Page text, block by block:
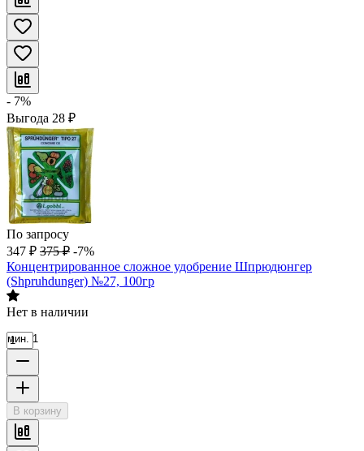
- 7%
Выгода 28 ₽
По запросу
347 ₽ 375 ₽ -7%
Концентрированное сложное удобрение Шпрюдюнгер
(Shpruhdunger) №27, 100гр
Нет в наличии
мин. 1
В корзину